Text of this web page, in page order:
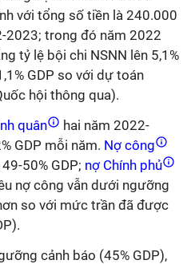
với tổng số tiền là 240.000
2023; trong đó năm 2022
tỷ lệ bội chi NSNN lên 5,1%
GDP so với dự toán
hội thông qua).
quân
hai năm 2022-
GDP mỗi năm. Nợ công
50% GDP; nợ Chính phủ
nợ công vẫn dưới ngưỡng
so với mức trần đã được
cảnh báo (45% GDP),